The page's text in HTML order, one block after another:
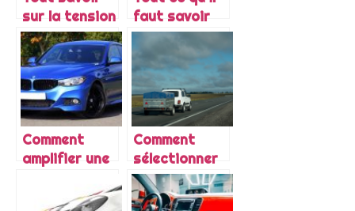
sur la tension
de la batterie
d’une moto
faut savoir
sur la
pression d’un
deux-roues
motorise
Comment
amplifier une
voiture ?
Comment
sélectionner
sa remorque?